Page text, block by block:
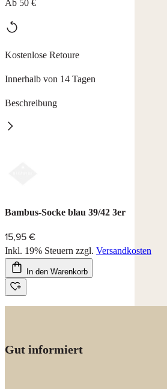
Ab 50 €
Kostenlose Retoure
Innerhalb von 14 Tagen
Beschreibung
Erhältlich in den Farben weiß, braun,
Bambus-Socke blau 39/42 3er
15,95 €
Inkl. 19% Steuern zzgl. Versandkosten
In den Warenkorb
Gut informiert